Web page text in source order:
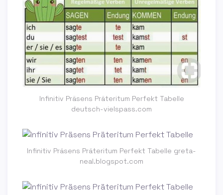
Infinitiv Präsens Präteritum Perfekt Tabelle
deutsch-vielspass.com
Infinitiv Präsens Präteritum Perfekt Tabelle greta-
neal.blogspot.com